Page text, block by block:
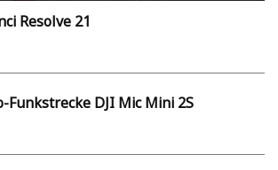
Resolve 21
Funkstrecke DJI Mic Mini 2S